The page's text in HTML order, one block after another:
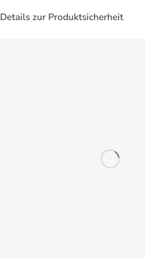
Details zur Produktsicherheit